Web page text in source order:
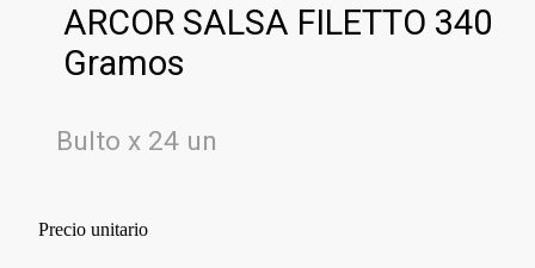
ARCOR SALSA FILETTO 340
Gramos
Bulto x 24 un
Precio unitario